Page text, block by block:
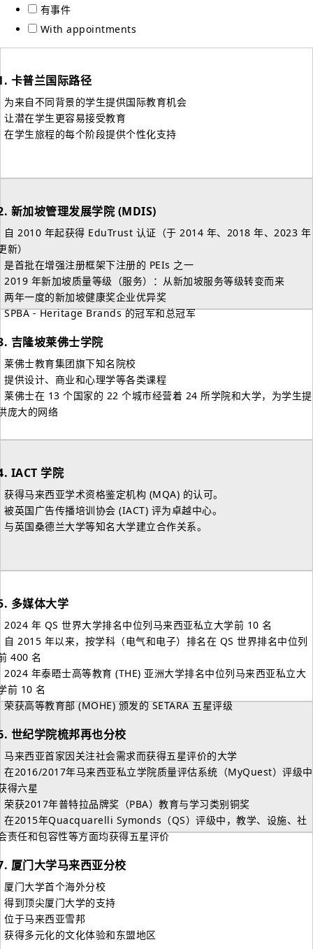
有事件
With appointments
卡普兰国际路径
为来自不同背景的学生提供国际教育机会
让潜在学生更容易接受教育
在学生旅程的每个阶段提供个性化支持
新加坡管理发展学院 (MDIS)
自 2010 年起获得 EduTrust 认证（于 2014 年、2018 年、2023 年
新）
是首批在增强注册框架下注册的 PEIs 之一
2019 年新加坡质量等级（服务）：从新加坡服务等级转变而来
两年一度的新加坡健康奖企业优异奖
SPBA - Heritage Brands 的冠军和总冠军
吉隆坡莱佛士学院
莱佛士教育集团旗下知名院校
提供设计、商业和心理学等各类课程
莱佛士在 13 个国家的 22 个城市经营着 24 所学院和大学，为学生提
庞大的网络
IACT 学院
获得马来西亚学术资格鉴定机构 (MQA) 的认可。
被英国广告传播培训协会 (IACT) 评为卓越中心。
与英国桑德兰大学等知名大学建立合作关系。
多媒体大学
2024 年 QS 世界大学排名中位列马来西亚私立大学前 10 名
自 2015 年以来，按学科（电气和电子）排名在 QS 世界排名中位列
400 名
2024 年泰晤士高等教育 (THE) 亚洲大学排名中位列马来西亚私立大
前 10 名
荣获高等教育部 (MOHE) 颁发的 SETARA 五星评级
世纪学院梳邦再也分校
马来西亚首家因关注社会需求而获得五星评价的大学
在2016/2017年马来西亚私立学院质量评估系统（MyQuest）评级中
得六星
荣获2017年普特拉品牌奖（PBA）教育与学习类别铜奖
在2015年Quacquarelli Symonds（QS）评级中，教学、设施、社
责任和包容性等方面均获得五星评价
厦门大学马来西亚分校
厦门大学首个海外分校
得到顶尖厦门大学的支持
位于马来西亚雪邦
获得多元化的文化体验和东盟地区